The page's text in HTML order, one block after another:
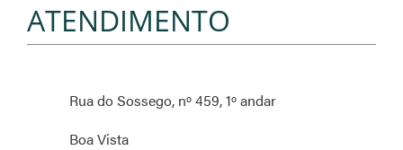
ATENDIMENTO
Rua do Sossego, nº 459, 1º andar
Boa Vista